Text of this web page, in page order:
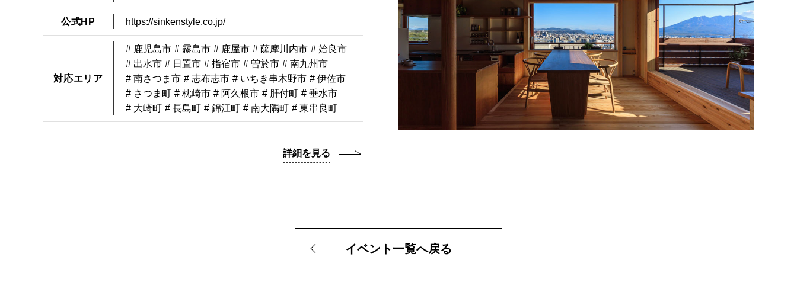
公式HP https://sinkenstyle.co.jp/
対応エリア
# 鹿児島市 # 霧島市 # 鹿屋市 # 薩摩川内市 # 姶良市
# 出水市 # 日置市 # 指宿市 # 曽於市 # 南九州市
# 南さつま市 # 志布志市 # いちき串木野市 # 伊佐市
# さつま町 # 枕崎市 # 阿久根市 # 肝付町 # 垂水市
# 大崎町 # 長島町 # 錦江町 # 南大隅町 # 東串良町
詳細を見る
イベント一覧へ戻る